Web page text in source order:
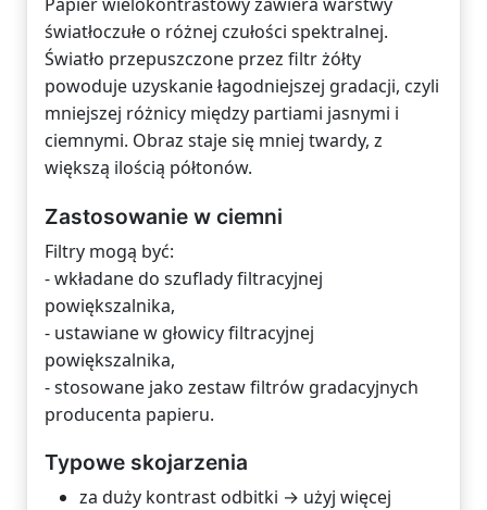
światłoczułe o różnej czułości spektralnej.
Światło przepuszczone przez filtr żółty
powoduje uzyskanie łagodniejszej gradacji, czyli
mniejszej różnicy między partiami jasnymi i
ciemnymi. Obraz staje się mniej twardy, z
większą ilością półtonów.
Zastosowanie w ciemni
Filtry mogą być:
- wkładane do szuflady filtracyjnej
powiększalnika,
- ustawiane w głowicy filtracyjnej
powiększalnika,
- stosowane jako zestaw filtrów gradacyjnych
producenta papieru.
Typowe skojarzenia
za duży kontrast odbitki → użyj więcej